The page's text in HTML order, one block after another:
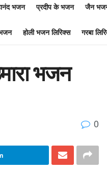
भजन प्रदीप के भजन जैन
होली भजन लिरिक्स गरबा
भजन
0